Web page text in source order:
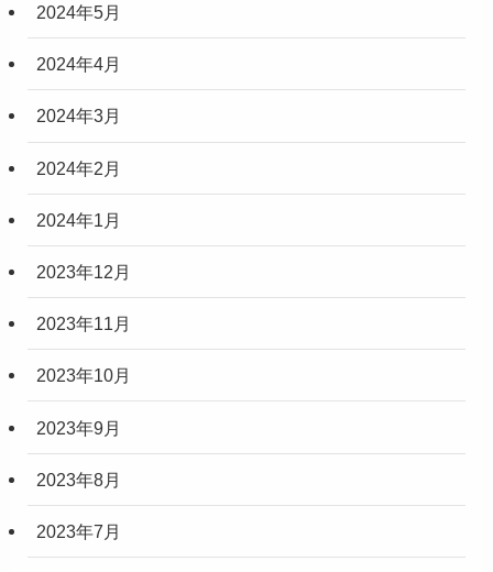
2024年5月
2024年4月
2024年3月
2024年2月
2024年1月
2023年12月
2023年11月
2023年10月
2023年9月
2023年8月
2023年7月